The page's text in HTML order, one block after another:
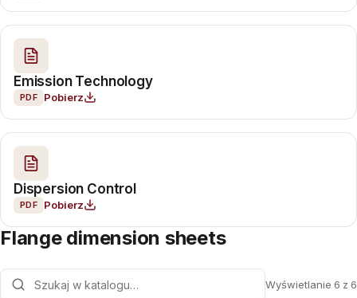
Emission Technology
PDF Pobierz
Dispersion Control
PDF Pobierz
Flange dimension sheets
Wyświetlanie 6 z 6